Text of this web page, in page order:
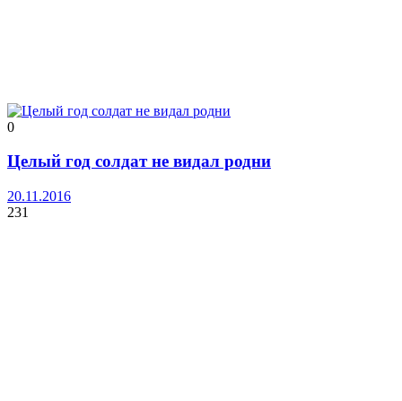
0
Целый год солдат не видал родни
20.11.2016
231